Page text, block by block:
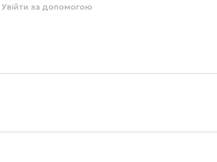
Увійти за допомогою